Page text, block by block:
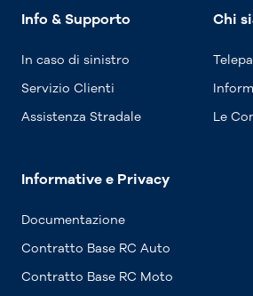
Info & Supporto
In caso di sinistro
Servizio Clienti
Assistenza Stradale
Chi
Le
Informative e Privacy
Documentazione
Contratto Base RC Auto
Contratto Base RC Moto